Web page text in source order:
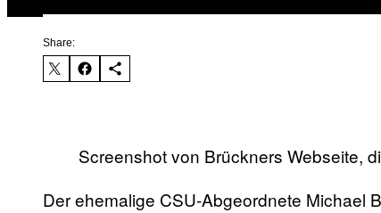
Share:
Screenshot von Brückners Webseite,
Der ehemalige CSU-Abgeordnete Michael